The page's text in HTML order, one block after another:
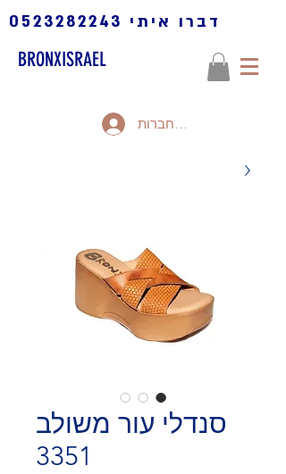
דברו איתי 0523282243
BRONXISRAEL
להתחברות
סנדלי עור משולב
3351